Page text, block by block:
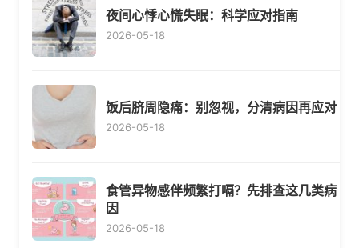
夜间心悸心慌失眠：科学应对指南
2026-05-18
饭后脐周隐痛：别忽视，分清病因再应对
2026-05-18
食管异物感伴频繁打嗝？先排查这几类病
因
2026-05-18